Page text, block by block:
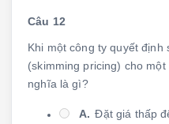
Câu 12
Khi một công ty quyết
(skimming pricing) cho
nghĩa là gì?
A. Đặt giá thấp